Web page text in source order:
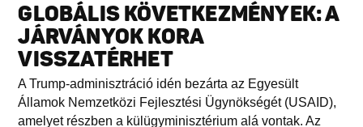
GLOBÁLIS KÖVETKEZMÉNYEK: A
JÁRVÁNYOK KORA
VISSZATÉRHET
A Trump-adminisztráció idén bezárta az Egyesült
Államok Nemzetközi Fejlesztési Ügynökségét (USAID),
amelyet részben a külügyminisztérium alá vontak. Az